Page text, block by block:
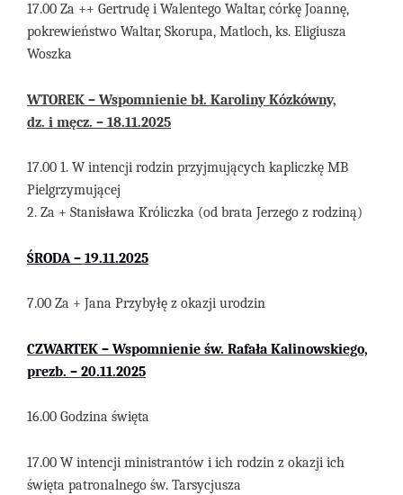
17.00 Za ++ Gertrudę i Walentego Waltar, córkę Joannę,
pokrewieństwo Waltar, Skorupa, Matloch, ks. Eligiusza
Woszka
WTOREK – Wspomnienie bł. Karoliny Kózkówny,
dz. i męcz. – 18.11.2025
17.00 1. W intencji rodzin przyjmujących kapliczkę MB
Pielgrzymującej
2. Za + Stanisława Króliczka (od brata Jerzego z rodziną)
ŚRODA – 19.11.2025
7.00 Za + Jana Przybyłę z okazji urodzin
CZWARTEK – Wspomnienie św. Rafała Kalinowskiego,
prezb. – 20.11.2025
16.00 Godzina święta
17.00 W intencji ministrantów i ich rodzin z okazji ich
święta patronalnego św. Tarsycjusza